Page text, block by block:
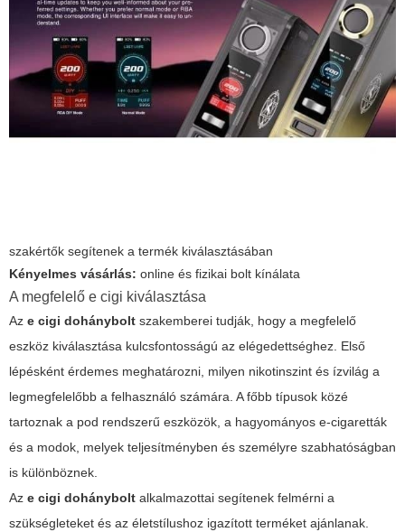
szakértők segítenek a termék kiválasztásában
Kényelmes vásárlás: online és fizikai bolt kínálata
A megfelelő e cigi kiválasztása
Az e cigi dohánybolt szakemberei tudják, hogy a megfelelő
eszköz kiválasztása kulcsfontosságú az elégedettséghez. Első
lépésként érdemes meghatározni, milyen nikotinszint és ízvilág a
legmegfelelőbb a felhasználó számára. A főbb típusok közé
tartoznak a pod rendszerű eszközök, a hagyományos e-cigaretták
és a modok, melyek teljesítményben és személyre szabhatóságban
is különböznek.
Az e cigi dohánybolt alkalmazottai segítenek felmérni a
szükségleteket és az életstílushoz igazított terméket ajánlanak.